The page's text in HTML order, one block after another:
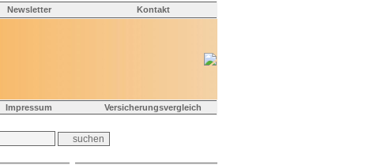
Newsletter Kontakt
Impressum Versicherungsvergleich